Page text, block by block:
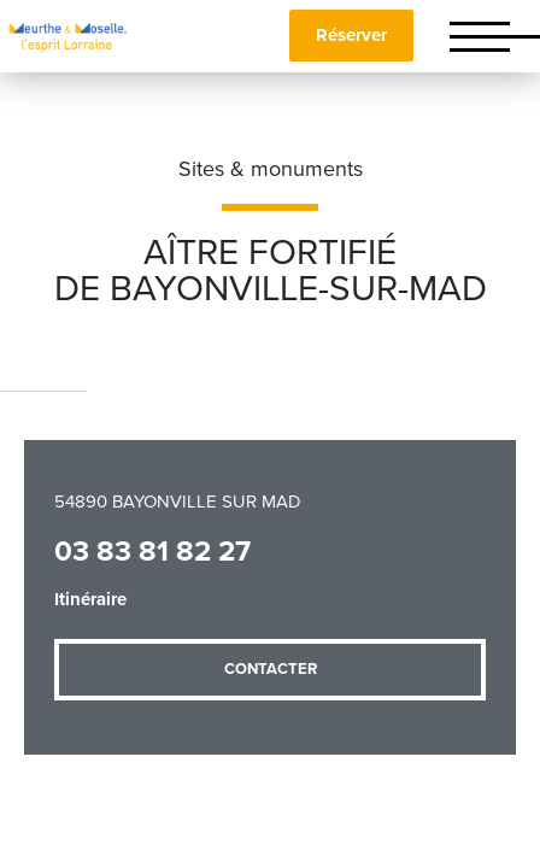
Réserver
Sites & monuments
AÎTRE FORTIFIÉ
DE BAYONVILLE-SUR-MAD
54890 BAYONVILLE SUR MAD
03 83 81 82 27
Itinéraire
CONTACTER
Nom*
Adresse email*